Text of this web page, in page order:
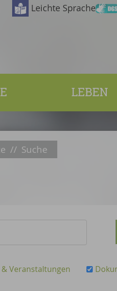
Leichte Sprache
LEBEN
// Suche
& Veranstaltungen